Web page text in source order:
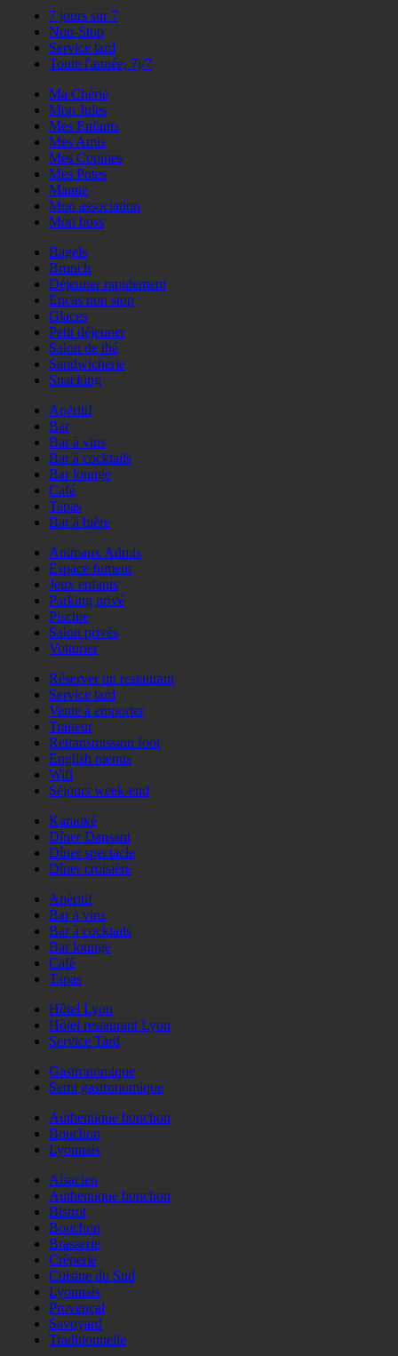
7 jours sur 7
Non-Stop
Service tard
Toute l'année, 7j/7
Ma Chérie
Mon Jules
Mes Enfants
Mes Amis
Mes Copines
Mes Potes
Mamie
Mon association
Mon boss
Bagels
Brunch
Déjeuner rapidement
Encas non stop
Glaces
Petit déjeuner
Salon de thé
Sandwicherie
Snacking
Apéritif
Bar
Bar à vins
Bar à cocktails
Bar lounge
Café
Tapas
Bar à bière
Animaux Admis
Espace fumeur
Jeux enfants
Parking privé
Piscine
Salon privés
Voiturier
Réserver un restaurant
Service tard
Vente à emporter
Traiteur
Retransmission foot
English menus
Wifi
Séjours week-end
Karaoké
Dîner Dansant
Dîner spectacle
Dîner croisière
Apéritif
Bar à vins
Bar à cocktails
Bar lounge
Café
Tapas
Hôtel Lyon
Hôtel restaurant Lyon
Service Tard
Gastronomique
Semi gastronomique
Authentique bouchon
Bouchon
Lyonnais
Alsacien
Authentique bouchon
Bistrot
Bouchon
Brasserie
Crêperie
Cuisine du Sud
Lyonnais
Provençal
Savoyard
Traditionnelle